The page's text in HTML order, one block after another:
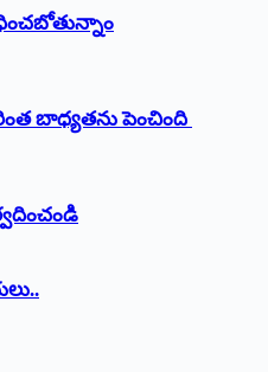
బాధ్యతను పెంచింది